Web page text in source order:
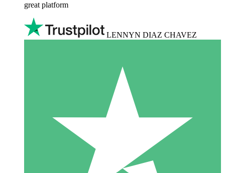
great platform
LENNYN DIAZ CHAVEZ